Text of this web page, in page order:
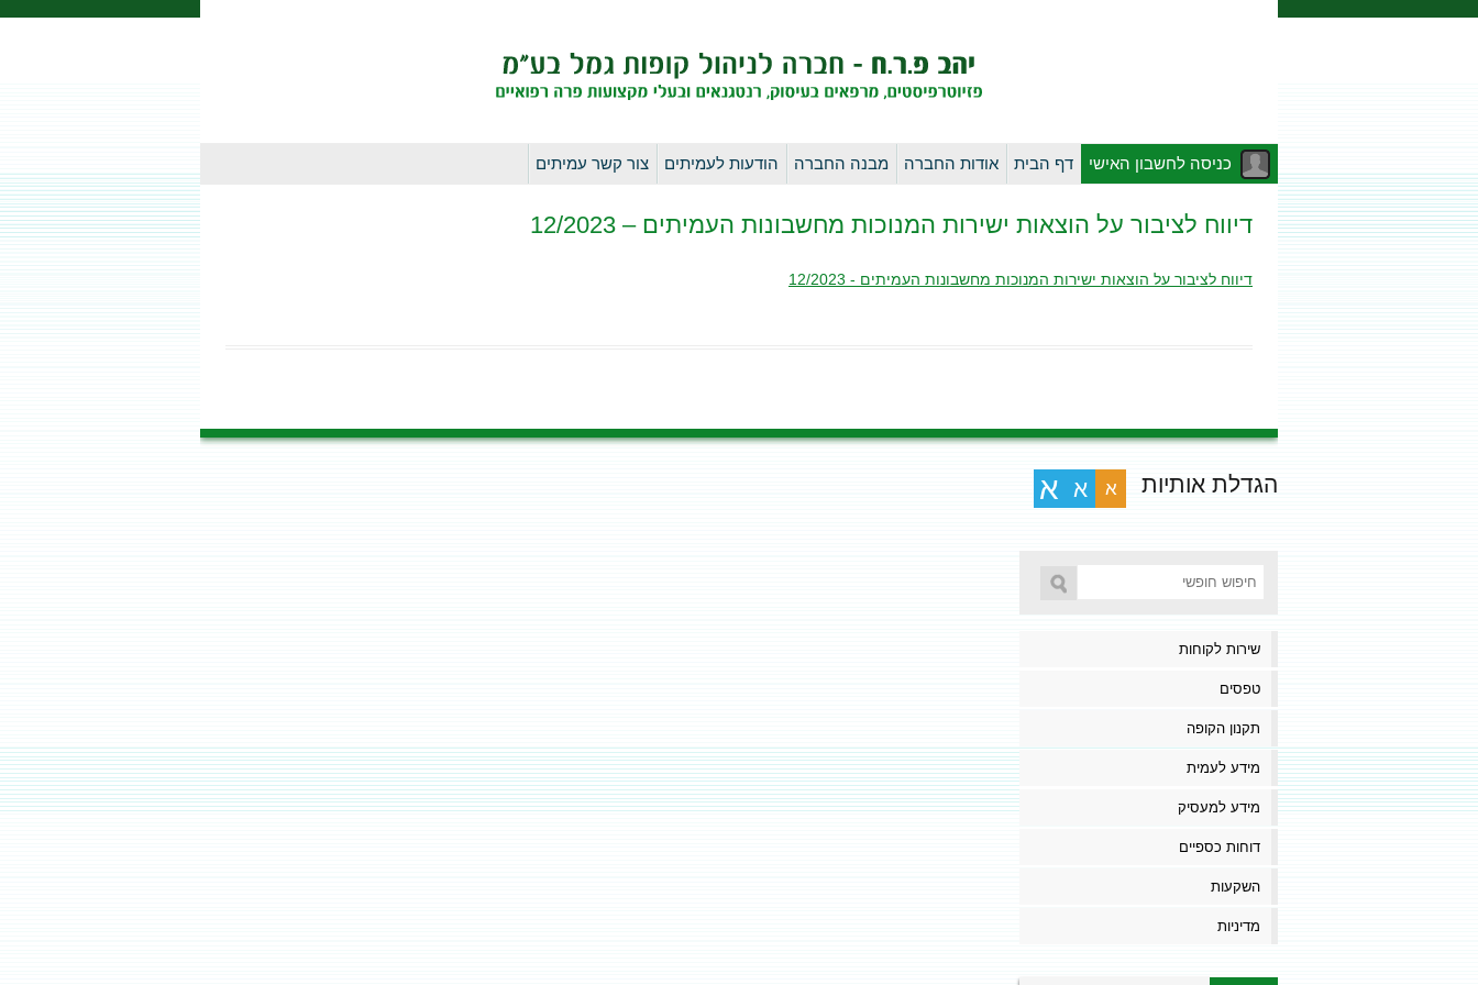
לדלג
כניסה לחשבון האישי דף הבית אודות החברה מבנה החברה הודעות לעמיתים צור קשר עמיתים
דיווח לציבור על הוצאות ישירות המנוכות מחשבונות העמיתים – 12/2023
דיווח לציבור על הוצאות ישירות המנוכות מחשבונות העמיתים - 12/2023
הגדלת אותיות א א א
שירות לקוחות
טפסים
תקנון הקופה
מידע לעמית
מידע למעסיק
דוחות כספיים
השקעות
מדיניות